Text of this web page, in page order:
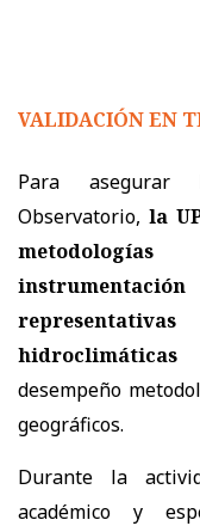
VALIDACIÓN EN
Para asegurar
Observatorio, la
desempeño
geográficos.
Durante la
académico y